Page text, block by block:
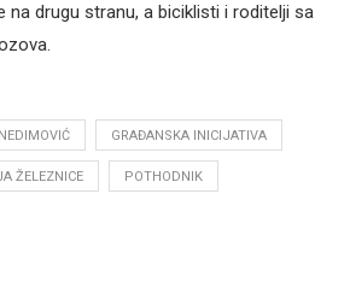
drugu stranu, a biciklisti i roditelji sa
GRAĐANSKA INICIJATIVA
ŽELEZNICE POTHODNIK